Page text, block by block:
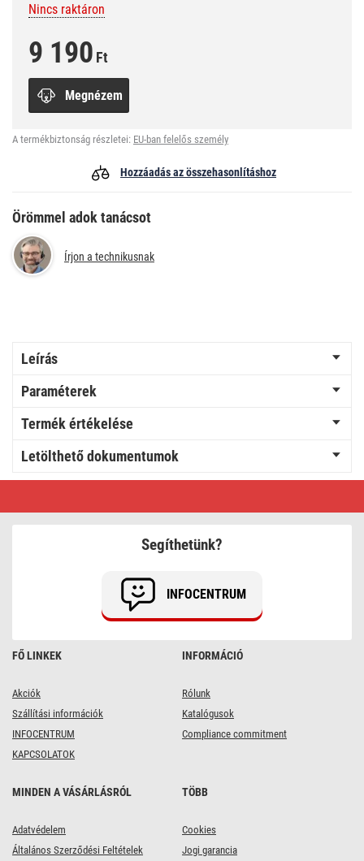
Nincs raktáron
9 190 Ft
Megnézem
A termékbiztonság részletei: EU-ban felelős személy
Hozzáadás az összehasonlításhoz
Örömmel adok tanácsot
Írjon a technikusnak
Leírás
Paraméterek
Termék értékelése
Letölthető dokumentumok
drop
FŐ LINKEK
Akciók
Szállítási információk
INFOCENTRUM
KAPCSOLATOK
INFORMÁCIÓ
Rólunk
Katalógusok
Compliance commitment
MINDEN A VÁSÁRLÁSRÓL
Adatvédelem
Általános Szerződési Feltételek
TÖBB
Cookies
Jogi garancia
Segíthetünk?
INFOCENTRUM